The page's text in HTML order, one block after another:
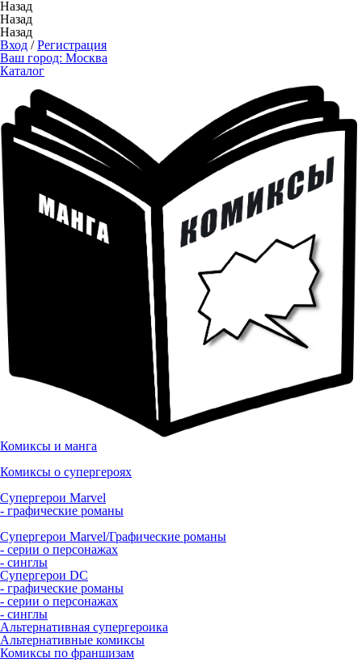
Назад
Назад
Назад
Вход /Регистрация
Ваш город: Москва
Каталог
Комиксы и манга
Комиксы о супергероях
Супергерои Marvel
- графические романы
Супергерои Marvel/Графические романы
- серии о персонажах
- синглы
Супергерои DC
- графические романы
- серии о персонажах
- синглы
Альтернативная супергероика
Альтернативные комиксы
Комиксы по франшизам